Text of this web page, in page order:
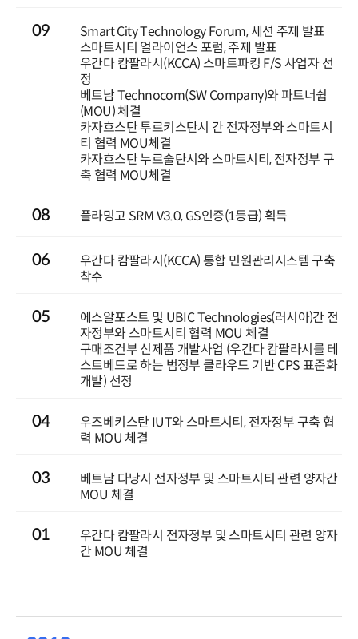
09
Smart City Technology Forum, 세션 주제 발표
스마트시티 얼라이언스 포럼, 주제 발표
우간다 캄팔라시(KCCA) 스마트파킹 F/S 사업자 선
정
베트남 Technocom(SW Company)와 파트너쉽
(MOU) 체결
카자흐스탄 투르키스탄시 간 전자정부와 스마트시
티 협력 MOU체결
카자흐스탄 누르술탄시와 스마트시티, 전자정부 구
축 협력 MOU체결
08 플라밍고 SRM V3.0, GS인증(1등급) 획득
06
우간다 캄팔라시(KCCA) 통합 민원관리시스템 구축
착수
05
에스알포스트 및 UBIC Technologies(러시아)간 전
자정부와 스마트시티 협력 MOU 체결
구매조건부 신제품 개발사업 (우간다 캄팔라시를 테
스트베드로 하는 범정부 클라우드 기반 CPS 표준화
개발) 선정
04
우즈베키스탄 IUT와 스마트시티, 전자정부 구축 협
력 MOU 체결
03
베트남 다낭시 전자정부 및 스마트시티 관련 양자간
MOU 체결
01
우간다 캄팔라시 전자정부 및 스마트시티 관련 양자
간 MOU 체결